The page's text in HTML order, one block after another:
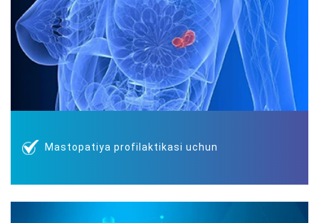
Mastopatiya profilaktikasi uchun